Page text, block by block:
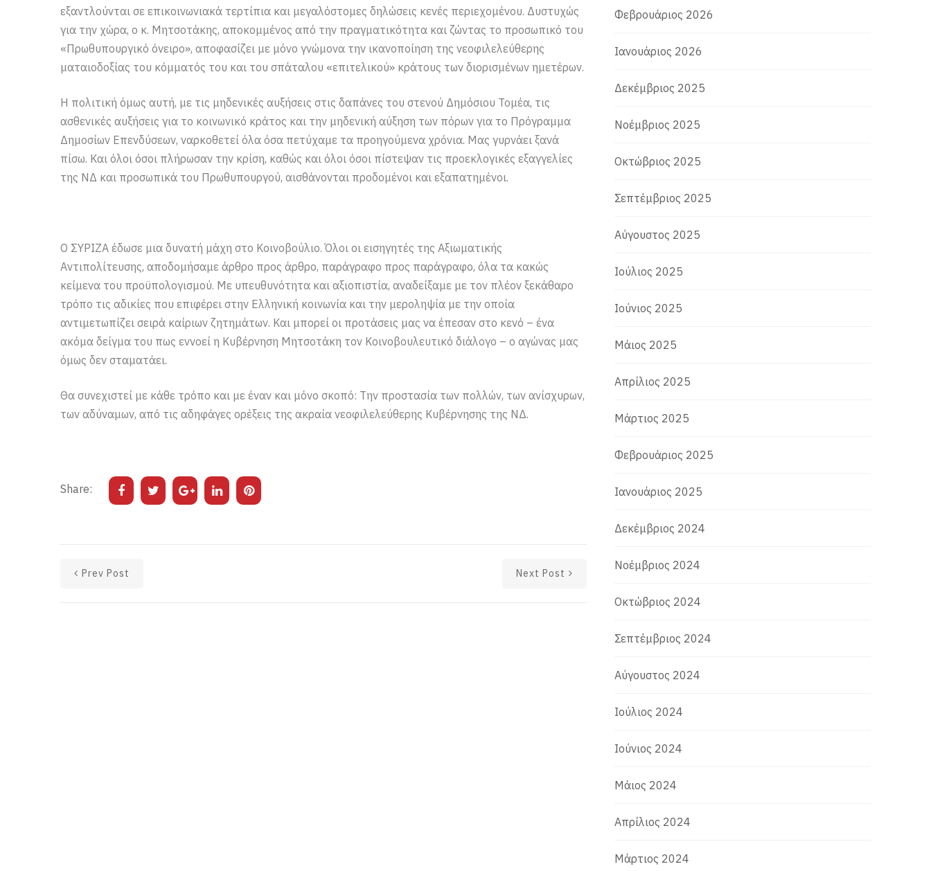
εξαντλούνται σε επικοινωνιακά τερτίπια και μεγαλόστομες δηλώσεις κενές περιεχομένου. Δυστυχώς
για την χώρα, ο κ. Μητσοτάκης, αποκομμένος από την πραγματικότητα και ζώντας το προσωπικό του
«Πρωθυπουργικό όνειρο», αποφασίζει με μόνο γνώμονα την ικανοποίηση της νεοφιλελεύθερης
ματαιοδοξίας του κόμματός του και του σπάταλου «επιτελικού» κράτους των διορισμένων ημετέρων.
Η πολιτική όμως αυτή, με τις μηδενικές αυξήσεις στις δαπάνες του στενού Δημόσιου Τομέα, τις
ασθενικές αυξήσεις για το κοινωνικό κράτος και την μηδενική αύξηση των πόρων για το Πρόγραμμα
Δημοσίων Επενδύσεων, ναρκοθετεί όλα όσα πετύχαμε τα προηγούμενα χρόνια. Μας γυρνάει ξανά
πίσω. Και όλοι όσοι πλήρωσαν την κρίση, καθώς και όλοι όσοι πίστεψαν τις προεκλογικές εξαγγελίες
της ΝΔ και προσωπικά του Πρωθυπουργού, αισθάνονται προδομένοι και εξαπατημένοι.
Ο ΣΥΡΙΖΑ έδωσε μια δυνατή μάχη στο Κοινοβούλιο. Όλοι οι εισηγητές της Αξιωματικής
Αντιπολίτευσης, αποδομήσαμε άρθρο προς άρθρο, παράγραφο προς παράγραφο, όλα τα κακώς
κείμενα του προϋπολογισμού. Με υπευθυνότητα και αξιοπιστία, αναδείξαμε με τον πλέον ξεκάθαρο
τρόπο τις αδικίες που επιφέρει στην Ελληνική κοινωνία και την μεροληψία με την οποία
αντιμετωπίζει σειρά καίριων ζητημάτων. Και μπορεί οι προτάσεις μας να έπεσαν στο κενό – ένα
ακόμα δείγμα του πως εννοεί η Κυβέρνηση Μητσοτάκη τον Κοινοβουλευτικό διάλογο – ο αγώνας μας
όμως δεν σταματάει.
Θα συνεχιστεί με κάθε τρόπο και με έναν και μόνο σκοπό: Την προστασία των πολλών, των ανίσχυρων,
των αδύναμων, από τις αδηφάγες ορέξεις της ακραία νεοφιλελεύθερης Κυβέρνησης της ΝΔ.
Share:
Prev Post Next Post
Φεβρουάριος 2026
Ιανουάριος 2026
Δεκέμβριος 2025
Νοέμβριος 2025
Οκτώβριος 2025
Σεπτέμβριος 2025
Αύγουστος 2025
Ιούλιος 2025
Ιούνιος 2025
Μάιος 2025
Απρίλιος 2025
Μάρτιος 2025
Φεβρουάριος 2025
Ιανουάριος 2025
Δεκέμβριος 2024
Νοέμβριος 2024
Οκτώβριος 2024
Σεπτέμβριος 2024
Αύγουστος 2024
Ιούλιος 2024
Ιούνιος 2024
Μάιος 2024
Απρίλιος 2024
Μάρτιος 2024